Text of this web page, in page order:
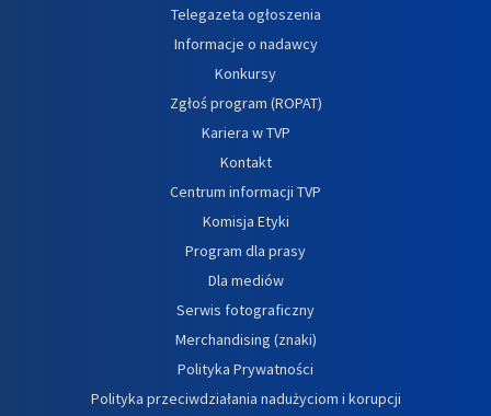
Telegazeta ogłoszenia
Informacje o nadawcy
Konkursy
Zgłoś program (ROPAT)
Kariera w TVP
Kontakt
Centrum informacji TVP
Komisja Etyki
Program dla prasy
Dla mediów
Serwis fotograficzny
Merchandising (znaki)
Polityka Prywatności
Polityka przeciwdziałania nadużyciom i korupcji